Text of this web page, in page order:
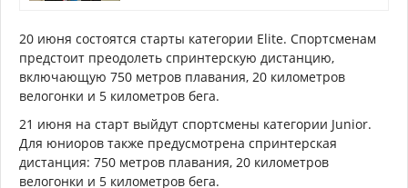
20 июня состоятся старты категории Elite. Спортсменам
предстоит преодолеть спринтерскую дистанцию,
включающую 750 метров плавания, 20 километров
велогонки и 5 километров бега.
21 июня на старт выйдут спортсмены категории Junior.
Для юниоров также предусмотрена спринтерская
дистанция: 750 метров плавания, 20 километров
велогонки и 5 километров бега.